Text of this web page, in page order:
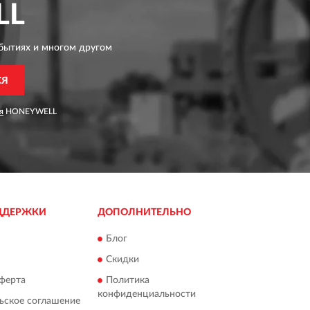
и многом другом
HONEYWELL
соглашение
ДОПОЛНИТЕЛЬНО
Блог
Скидки
Политика
конфиденциальности